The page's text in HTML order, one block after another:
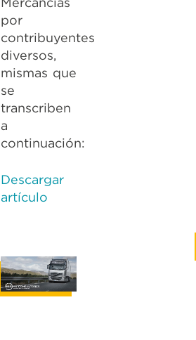
por
contribuyentes
diversos,
mismas que
se
transcriben
a
continuación:
Descargar
artículo